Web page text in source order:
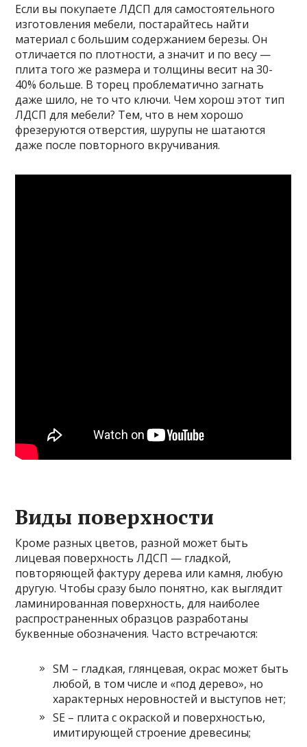
Если вы покупаете ЛДСП для самостоятельного
изготовления мебели, постарайтесь найти
материал с большим содержанием березы. Он
отличается по плотности, а значит и по весу —
плита того же размера и толщины весит на 30-
40% больше. В торец проблематично загнать
даже шило, не то что ключи. Чем хорош этот тип
ЛДСП для мебели? Тем, что в нем хорошо
фрезеруются отверстия, шурупы не шатаются
даже после повторного вкручивания.
Виды поверхности
Кроме разных цветов, разной может быть
лицевая поверхность ЛДСП — гладкой,
повторяющей фактуру дерева или камня, любую
другую. Чтобы сразу было понятно, как выглядит
ламинированная поверхность, для наиболее
распространенных образцов разработаны
буквенные обозначения. Часто встречаются:
SM – гладкая, глянцевая, окрас может быть
любой, в том числе и «под дерево», но
характерных неровностей и выступов нет;
SE – плита с окраской и поверхностью,
имитирующей строение древесины;